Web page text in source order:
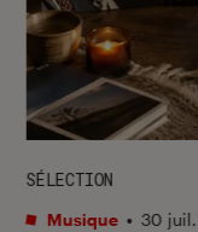
SÉLECTION
Musique • 30